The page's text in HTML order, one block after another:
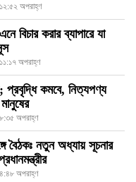
অপরাহ্ণ
বিচার করার ব্যাপারে যা
অপরাহ্ণ
প্রবৃদ্ধি কমবে, নিত্যপণ্য
অপরাহ্ণ
বৈঠকঃ নতুন অধ্যায় সূচনার
অপরাহ্ণ